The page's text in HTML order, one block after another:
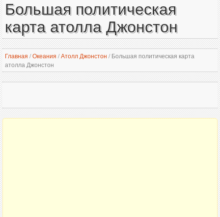
Большая политическая
карта атолла Джонстон
Главная /Океания /Атолл Джонстон /Большая политическая карта
атолла Джонстон